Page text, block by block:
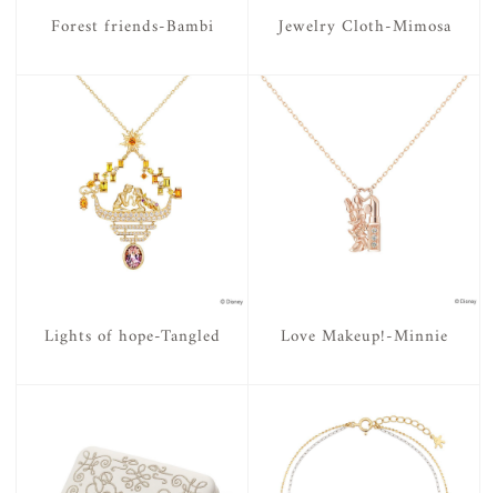
Forest friends-Bambi Jewelry Cloth-Mimosa
Lights of hope-Tangled Love Makeup!-Minnie